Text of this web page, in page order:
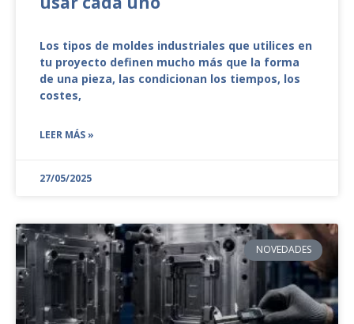
Los tipos de moldes industriales que utilices en
tu proyecto definen mucho más que la forma
de una pieza, las condicionan los tiempos, los
costes,
LEER MÁS »
27/05/2025
NOVEDADES